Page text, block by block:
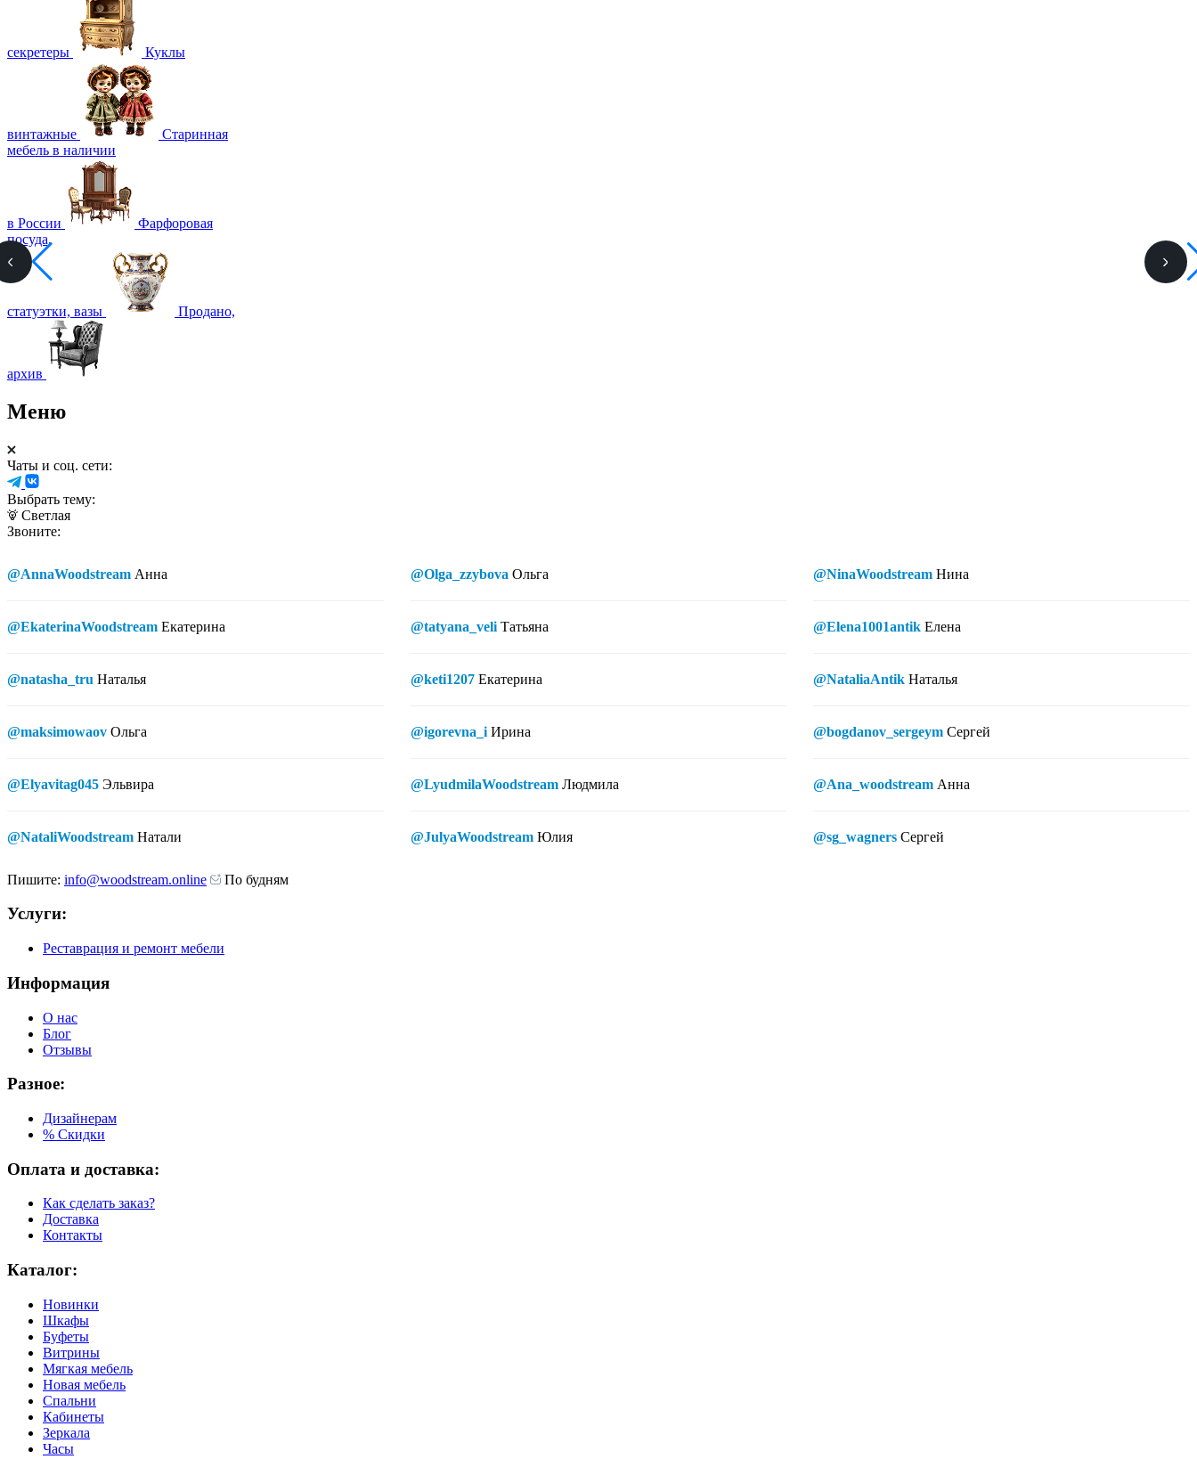
секретеры Куклы
винтажные
Старинная
мебель в наличии
в России
Фарфоровая
посуда,
статуэтки, вазы Продано,
архив
Меню
Чаты и соц. сети:
Выбрать тему:
Светлая
Звоните:
@AnnaWoodstream Анна
@EkaterinaWoodstream Екатерина
@natasha_tru Наталья
@maksimowaov Ольга
@Elyavitag045 Эльвира
@NataliWoodstream Натали
@Olga_zzybova Ольга
@tatyana_veli Татьяна
@keti1207 Екатерина
@igorevna_i Ирина
@LyudmilaWoodstream Людмила
@JulyaWoodstream Юлия
@NinaWoodstream Нина
@Elena1001antik Елена
@NataliaAntik Наталья
@bogdanov_sergeym Сергей
@Ana_woodstream Анна
@sg_wagners Сергей
Пишите: info@woodstream.online По будням
Услуги:
Реставрация и ремонт мебели
Информация
О нас
Блог
Отзывы
Разное:
Дизайнерам
% Скидки
Оплата и доставка:
Как сделать заказ?
Доставка
Контакты
Каталог:
Новинки
Шкафы
Буфеты
Витрины
Мягкая мебель
Новая мебель
Спальни
Кабинеты
Зеркала
Часы